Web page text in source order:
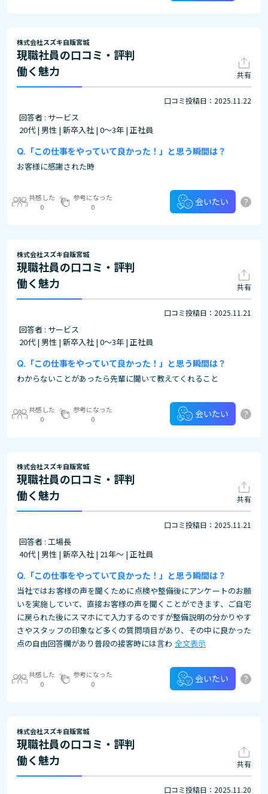
株式会社スズキ自販宮城
現職社員の口コミ・評判
働く魅力
共有
口コミ投稿日：2025.11.22
回答者 : サービス
20代 | 男性 | 新卒入社 | 0～3年 | 正社員
「この仕事をやっていて良かった！」と思う瞬間は？
お客様に感謝された時
共感した
0
参考になった
0
会いたい ?
株式会社スズキ自販宮城
現職社員の口コミ・評判
働く魅力
共有
口コミ投稿日：2025.11.21
回答者 : サービス
20代 | 男性 | 新卒入社 | 0～3年 | 正社員
「この仕事をやっていて良かった！」と思う瞬間は？
わからないことがあったら先輩に聞いて教えてくれること
共感した
0
参考になった
0
会いたい ?
株式会社スズキ自販宮城
現職社員の口コミ・評判
働く魅力
共有
口コミ投稿日：2025.11.21
回答者 : 工場長
40代 | 男性 | 新卒入社 | 21年～ | 正社員
「この仕事をやっていて良かった！」と思う瞬間は？
当社ではお客様の声を聞くために点検や整備後にアンケートのお願
いを実施していて、直接お客様の声を聞くことができます、ご自宅
に戻られた後にスマホにて入力するのですが整備説明の分かりやす
さやスタッフの印象など多くの質問項目があり、その中に良かった
点の自由回答欄があり普段の接客時には言わ 全文表示
共感した
0
参考になった
0
会いたい ?
株式会社スズキ自販宮城
現職社員の口コミ・評判
働く魅力
共有
口コミ投稿日：2025.11.20